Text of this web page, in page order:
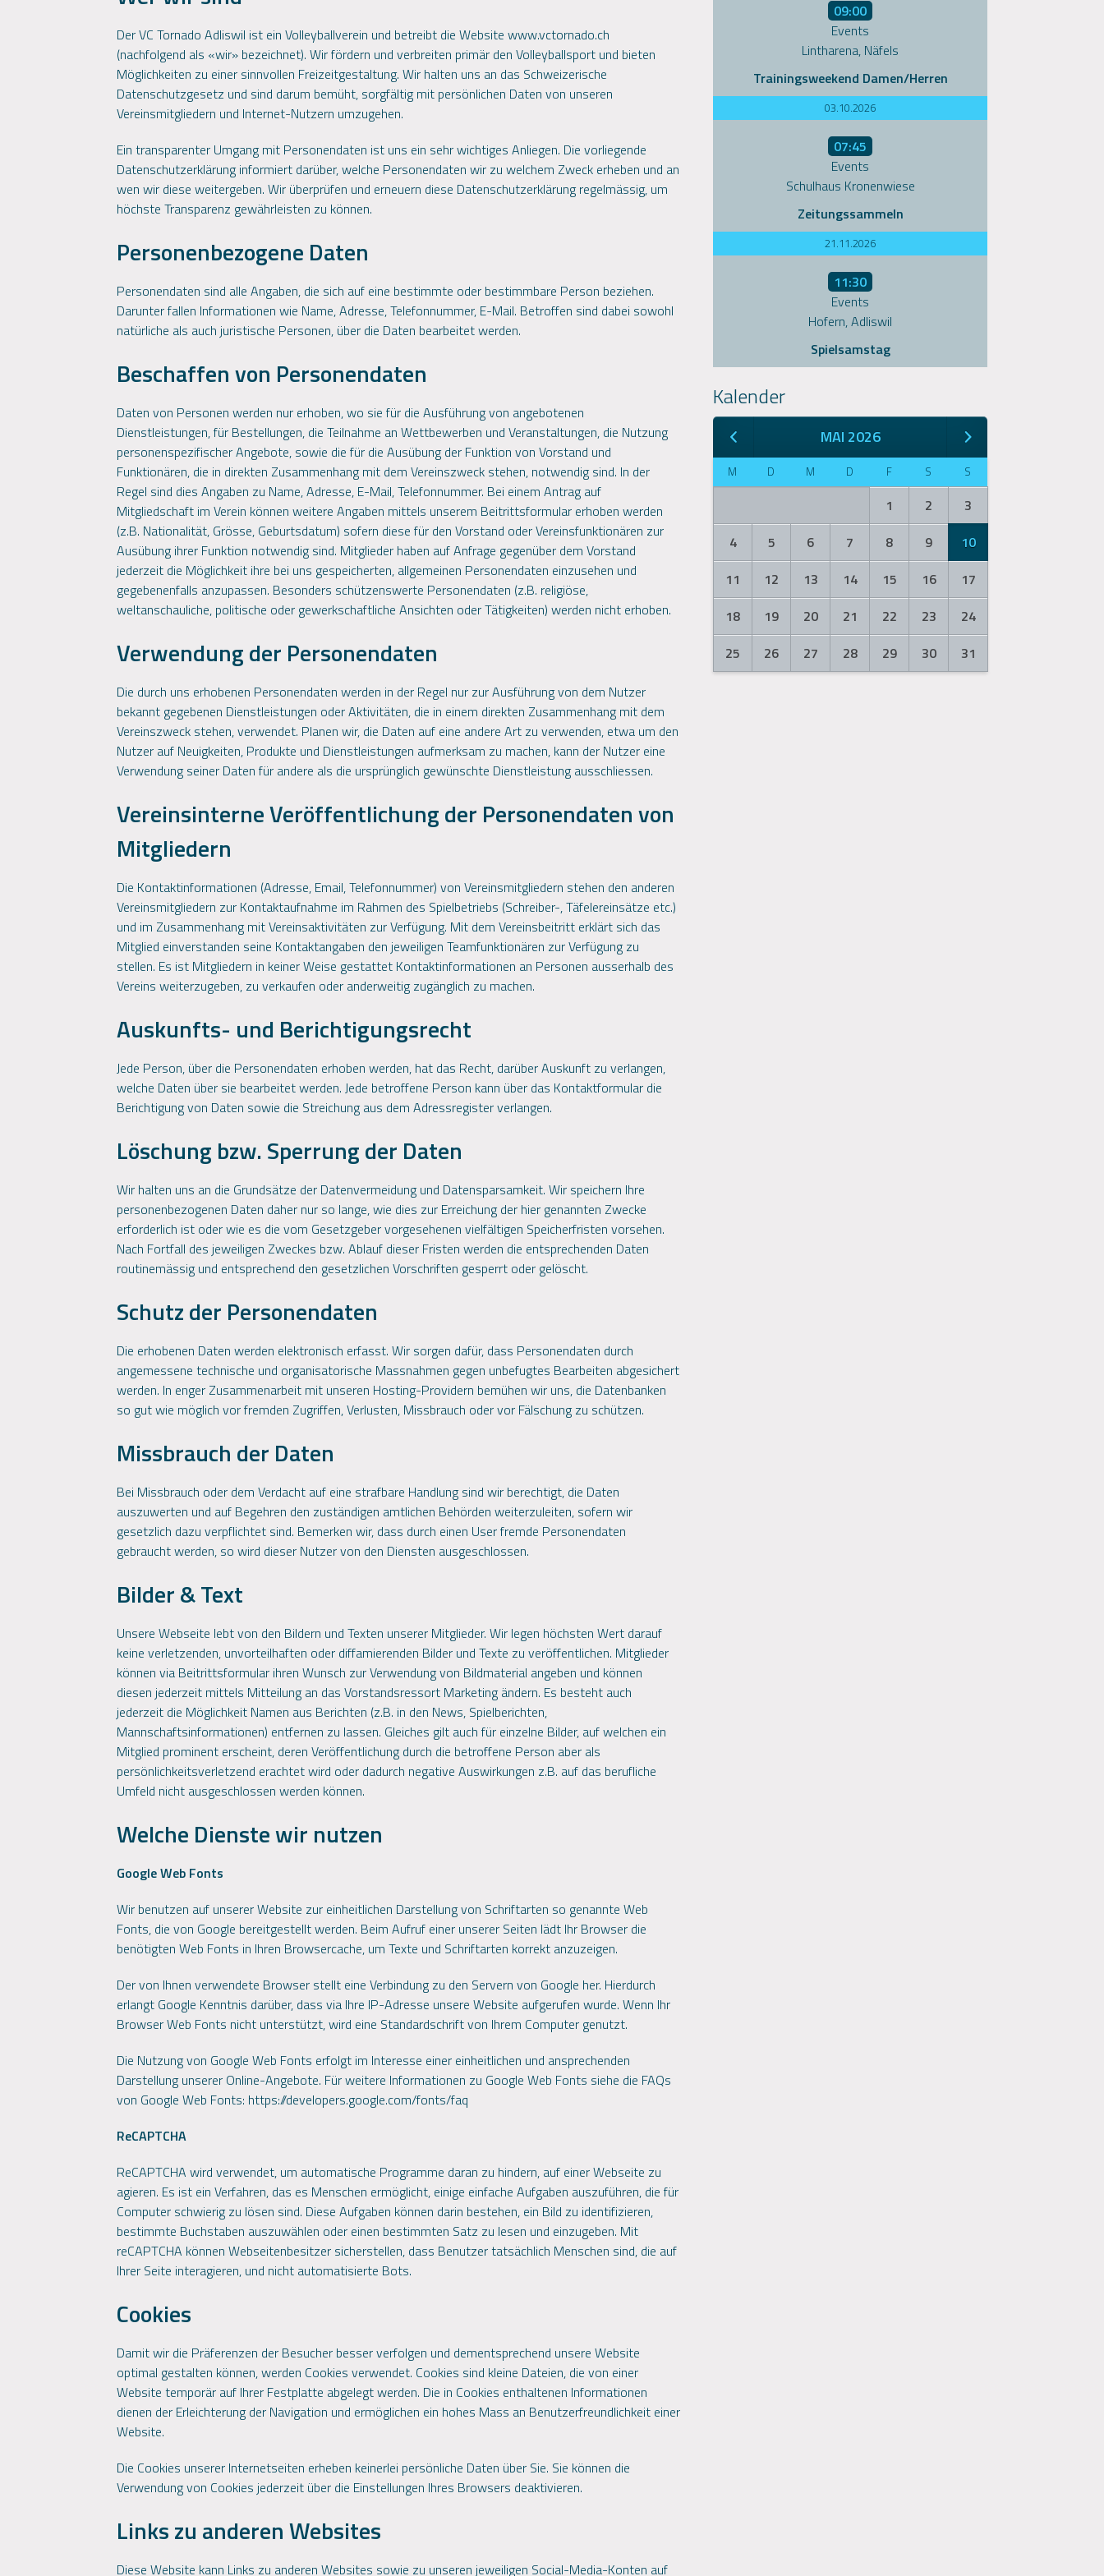
Der VC Tornado Adliswil ist ein Volleyballverein und betreibt die Website www.vctornado.ch
(nachfolgend als «wir» bezeichnet). Wir fördern und verbreiten primär den Volleyballsport und bieten
Möglichkeiten zu einer sinnvollen Freizeitgestaltung. Wir halten uns an das Schweizerische
Datenschutzgesetz und sind darum bemüht, sorgfältig mit persönlichen Daten von unseren
Vereinsmitgliedern und Internet-Nutzern umzugehen.
Ein transparenter Umgang mit Personendaten ist uns ein sehr wichtiges Anliegen. Die vorliegende
Datenschutzerklärung informiert darüber, welche Personendaten wir zu welchem Zweck erheben und an
wen wir diese weitergeben. Wir überprüfen und erneuern diese Datenschutzerklärung regelmässig, um
höchste Transparenz gewährleisten zu können.
Personenbezogene Daten
Personendaten sind alle Angaben, die sich auf eine bestimmte oder bestimmbare Person beziehen.
Darunter fallen Informationen wie Name, Adresse, Telefonnummer, E-Mail. Betroffen sind dabei sowohl
natürliche als auch juristische Personen, über die Daten bearbeitet werden.
Beschaffen von Personendaten
Daten von Personen werden nur erhoben, wo sie für die Ausführung von angebotenen
Dienstleistungen, für Bestellungen, die Teilnahme an Wettbewerben und Veranstaltungen, die Nutzung
personenspezifischer Angebote, sowie die für die Ausübung der Funktion von Vorstand und
Funktionären, die in direkten Zusammenhang mit dem Vereinszweck stehen, notwendig sind. In der
Regel sind dies Angaben zu Name, Adresse, E-Mail, Telefonnummer. Bei einem Antrag auf
Mitgliedschaft im Verein können weitere Angaben mittels unserem Beitrittsformular erhoben werden
(z.B. Nationalität, Grösse, Geburtsdatum) sofern diese für den Vorstand oder Vereinsfunktionären zur
Ausübung ihrer Funktion notwendig sind. Mitglieder haben auf Anfrage gegenüber dem Vorstand
jederzeit die Möglichkeit ihre bei uns gespeicherten, allgemeinen Personendaten einzusehen und
gegebenenfalls anzupassen. Besonders schützenswerte Personendaten (z.B. religiöse,
weltanschauliche, politische oder gewerkschaftliche Ansichten oder Tätigkeiten) werden nicht erhoben.
Verwendung der Personendaten
Die durch uns erhobenen Personendaten werden in der Regel nur zur Ausführung von dem Nutzer
bekannt gegebenen Dienstleistungen oder Aktivitäten, die in einem direkten Zusammenhang mit dem
Vereinszweck stehen, verwendet. Planen wir, die Daten auf eine andere Art zu verwenden, etwa um den
Nutzer auf Neuigkeiten, Produkte und Dienstleistungen aufmerksam zu machen, kann der Nutzer eine
Verwendung seiner Daten für andere als die ursprünglich gewünschte Dienstleistung ausschliessen.
Vereinsinterne Veröffentlichung der Personendaten von
Mitgliedern
Die Kontaktinformationen (Adresse, Email, Telefonnummer) von Vereinsmitgliedern stehen den anderen
Vereinsmitgliedern zur Kontaktaufnahme im Rahmen des Spielbetriebs (Schreiber-, Täfelereinsätze etc.)
und im Zusammenhang mit Vereinsaktivitäten zur Verfügung. Mit dem Vereinsbeitritt erklärt sich das
Mitglied einverstanden seine Kontaktangaben den jeweiligen Teamfunktionären zur Verfügung zu
stellen. Es ist Mitgliedern in keiner Weise gestattet Kontaktinformationen an Personen ausserhalb des
Vereins weiterzugeben, zu verkaufen oder anderweitig zugänglich zu machen.
Auskunfts- und Berichtigungsrecht
Jede Person, über die Personendaten erhoben werden, hat das Recht, darüber Auskunft zu verlangen,
welche Daten über sie bearbeitet werden. Jede betroffene Person kann über das Kontaktformular die
Berichtigung von Daten sowie die Streichung aus dem Adressregister verlangen.
Löschung bzw. Sperrung der Daten
Wir halten uns an die Grundsätze der Datenvermeidung und Datensparsamkeit. Wir speichern Ihre
personenbezogenen Daten daher nur so lange, wie dies zur Erreichung der hier genannten Zwecke
erforderlich ist oder wie es die vom Gesetzgeber vorgesehenen vielfältigen Speicherfristen vorsehen.
Nach Fortfall des jeweiligen Zweckes bzw. Ablauf dieser Fristen werden die entsprechenden Daten
routinemässig und entsprechend den gesetzlichen Vorschriften gesperrt oder gelöscht.
Schutz der Personendaten
Die erhobenen Daten werden elektronisch erfasst. Wir sorgen dafür, dass Personendaten durch
angemessene technische und organisatorische Massnahmen gegen unbefugtes Bearbeiten abgesichert
werden. In enger Zusammenarbeit mit unseren Hosting-Providern bemühen wir uns, die Datenbanken
so gut wie möglich vor fremden Zugriffen, Verlusten, Missbrauch oder vor Fälschung zu schützen.
Missbrauch der Daten
Bei Missbrauch oder dem Verdacht auf eine strafbare Handlung sind wir berechtigt, die Daten
auszuwerten und auf Begehren den zuständigen amtlichen Behörden weiterzuleiten, sofern wir
gesetzlich dazu verpflichtet sind. Bemerken wir, dass durch einen User fremde Personendaten
gebraucht werden, so wird dieser Nutzer von den Diensten ausgeschlossen.
Bilder & Text
Unsere Webseite lebt von den Bildern und Texten unserer Mitglieder. Wir legen höchsten Wert darauf
keine verletzenden, unvorteilhaften oder diffamierenden Bilder und Texte zu veröffentlichen. Mitglieder
können via Beitrittsformular ihren Wunsch zur Verwendung von Bildmaterial angeben und können
diesen jederzeit mittels Mitteilung an das Vorstandsressort Marketing ändern. Es besteht auch
jederzeit die Möglichkeit Namen aus Berichten (z.B. in den News, Spielberichten,
Mannschaftsinformationen) entfernen zu lassen. Gleiches gilt auch für einzelne Bilder, auf welchen ein
Mitglied prominent erscheint, deren Veröffentlichung durch die betroffene Person aber als
persönlichkeitsverletzend erachtet wird oder dadurch negative Auswirkungen z.B. auf das berufliche
Umfeld nicht ausgeschlossen werden können.
Welche Dienste wir nutzen
Google Web Fonts
Wir benutzen auf unserer Website zur einheitlichen Darstellung von Schriftarten so genannte Web
Fonts, die von Google bereitgestellt werden. Beim Aufruf einer unserer Seiten lädt Ihr Browser die
benötigten Web Fonts in Ihren Browsercache, um Texte und Schriftarten korrekt anzuzeigen.
Der von Ihnen verwendete Browser stellt eine Verbindung zu den Servern von Google her. Hierdurch
erlangt Google Kenntnis darüber, dass via Ihre IP-Adresse unsere Website aufgerufen wurde. Wenn Ihr
Browser Web Fonts nicht unterstützt, wird eine Standardschrift von Ihrem Computer genutzt.
Die Nutzung von Google Web Fonts erfolgt im Interesse einer einheitlichen und ansprechenden
Darstellung unserer Online-Angebote. Für weitere Informationen zu Google Web Fonts siehe die FAQs
von Google Web Fonts: https://developers.google.com/fonts/faq
ReCAPTCHA
ReCAPTCHA wird verwendet, um automatische Programme daran zu hindern, auf einer Webseite zu
agieren. Es ist ein Verfahren, das es Menschen ermöglicht, einige einfache Aufgaben auszuführen, die für
Computer schwierig zu lösen sind. Diese Aufgaben können darin bestehen, ein Bild zu identifizieren,
bestimmte Buchstaben auszuwählen oder einen bestimmten Satz zu lesen und einzugeben. Mit
reCAPTCHA können Webseitenbesitzer sicherstellen, dass Benutzer tatsächlich Menschen sind, die auf
Ihrer Seite interagieren, und nicht automatisierte Bots.
Cookies
Damit wir die Präferenzen der Besucher besser verfolgen und dementsprechend unsere Website
optimal gestalten können, werden Cookies verwendet. Cookies sind kleine Dateien, die von einer
Website temporär auf Ihrer Festplatte abgelegt werden. Die in Cookies enthaltenen Informationen
dienen der Erleichterung der Navigation und ermöglichen ein hohes Mass an Benutzerfreundlichkeit einer
Website.
Die Cookies unserer Internetseiten erheben keinerlei persönliche Daten über Sie. Sie können die
Verwendung von Cookies jederzeit über die Einstellungen Ihres Browsers deaktivieren.
Links zu anderen Websites
Diese Website kann Links zu anderen Websites sowie zu unseren jeweiligen Social-Media-Konten auf
09:00
Events
Lintharena, Näfels
Trainingsweekend Damen/Herren
03.10.2026
07:45
Events
Schulhaus Kronenwiese
Zeitungssammeln
21.11.2026
11:30
Events
Hofern, Adliswil
Spielsamstag
Kalender
MAI 2026
M D M D F S S
1 2
3
4
5 6 7 8 9
10
11
12 13 14 15 16
17
18
19 20 21 22 23
24
25
26 27 28 29 30 31